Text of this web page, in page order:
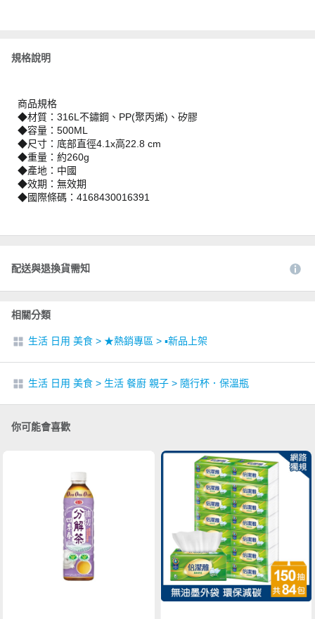
規格說明
商品規格
◆材質：316L不鏽鋼、PP(聚丙烯)、矽膠
◆容量：500ML
◆尺寸：底部直徑4.1x高22.8 cm
◆重量：約260g
◆產地：中國
◆效期：無效期
◆國際條碼：4168430016391
配送與退換貨需知
相關分類
生活 日用 美食 > ★熱銷專區 > ▪︎新品上架
生活 日用 美食 > 生活 餐廚 親子 > 隨行杯．保溫瓶
你可能會喜歡